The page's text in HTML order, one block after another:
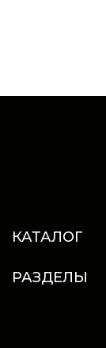
КАТАЛОГ
РАЗДЕЛЫ